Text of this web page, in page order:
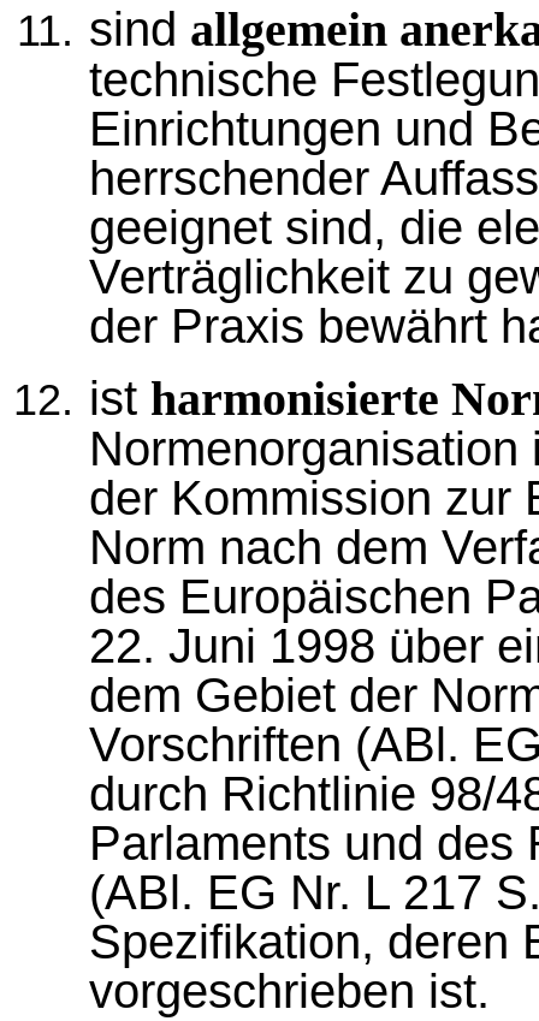
sind allgemein
technische
Einrichtungen und
herrschender
geeignet sind, die
Verträglichkeit zu
der Praxis bewährt
ist harmonisierte
der Kommission zur
Norm nach dem
des Europäischen
22. Juni 1998 über
dem Gebiet der
Vorschriften (ABl.
durch Richtlinie 98/
Parlaments und des
(ABl. EG Nr. L 217
Spezifikation, deren
vorgeschrieben ist.